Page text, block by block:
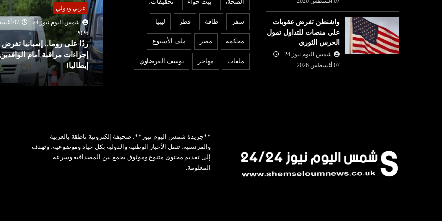
واشنطن تفرض عقوبات
على منصات للتداول تمول
الحرس الثوري
شمس اليوم نيوز 24
07 أغسطس 2026
الصحة، بيت حواء تحقيقات،
سفر طاقة قطر ليبيا
محكمة مصر ملف الأسبوع
ملفات مهاجر يوسف القرضاوي
كيف تقود
ملف التضامن
عربي ودولي
شمس اليوم نيوز 24
07 أغسطس
2026
توقيع اتفاق دفاع مشترك بين
السعودية وتركيا وباكستان
عربي ودولي
شمس اليوم نيوز 24
2026
ردًا على روما.. إسبانيا تفرض
إجراءات مراقبة أمام الوافدين من
إيطاليا!
عربي ودولي
شمس اليوم نيوز 24
07
2026
واشنطن تفرض عقوبات على
منصات للتداول تمول الحرس
الثوري
**جريدة شمس اليوم نيوز**: صحيفة إلكترونية ناطقة بالعربية
والفرنسية، تنقل الأخبار الوطنية والدولية بكل حياد وموضوعية، وتهدف
إلى تقديم محتوى متنوع وموثوق يجمع بين المصداقية وسرعة
المعلومة.